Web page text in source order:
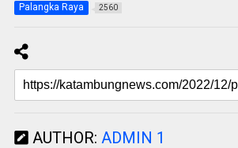
Palangka Raya 2560
AUTHOR: ADMIN 1